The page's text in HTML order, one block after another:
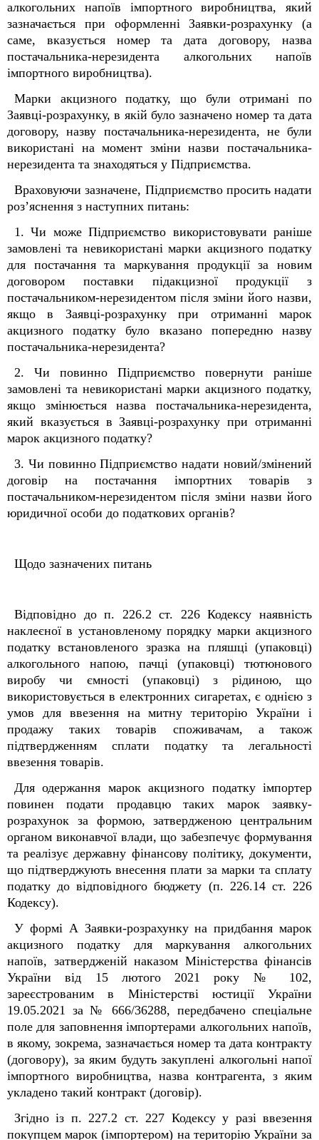
алкогольних напоїв імпортного виробництва, який
зазначається при оформленні Заявки-розрахунку (а
саме, вказується номер та дата договору, назва
постачальника-нерезидента алкогольних напоїв
імпортного виробництва).
Марки акцизного податку, що були отримані по
Заявці-розрахунку, в якій було зазначено номер та дата
договору, назву постачальника-нерезидента, не були
використані на момент зміни назви постачальника-
нерезидента та знаходяться у Підприємства.
Враховуючи зазначене, Підприємство просить надати
роз’яснення з наступних питань:
1. Чи може Підприємство використовувати раніше
замовлені та невикористані марки акцизного податку
для постачання та маркування продукції за новим
договором поставки підакцизної продукції з
постачальником-нерезидентом після зміни його назви,
якщо в Заявці-розрахунку при отриманні марок
акцизного податку було вказано попередню назву
постачальника-нерезидента?
2. Чи повинно Підприємство повернути раніше
замовлені та невикористані марки акцизного податку,
якщо змінюється назва постачальника-нерезидента,
який вказується в Заявці-розрахунку при отриманні
марок акцизного податку?
3. Чи повинно Підприємство надати новий/змінений
договір на постачання імпортних товарів з
постачальником-нерезидентом після зміни назви його
юридичної особи до податкових органів?
Щодо зазначених питань
Відповідно до п. 226.2 ст. 226 Кодексу наявність
наклеєної в установленому порядку марки акцизного
податку встановленого зразка на пляшці (упаковці)
алкогольного напою, пачці (упаковці) тютюнового
виробу чи ємності (упаковці) з рідиною, що
використовується в електронних сигаретах, є однією з
умов для ввезення на митну територію України і
продажу таких товарів споживачам, а також
підтвердженням сплати податку та легальності
ввезення товарів.
Для одержання марок акцизного податку імпортер
повинен подати продавцю таких марок заявку-
розрахунок за формою, затвердженою центральним
органом виконавчої влади, що забезпечує формування
та реалізує державну фінансову політику, документи,
що підтверджують внесення плати за марки та сплату
податку до відповідного бюджету (п. 226.14 ст. 226
Кодексу).
У формі А Заявки-розрахунку на придбання марок
акцизного податку для маркування алкогольних
напоїв, затвердженій наказом Міністерства фінансів
України від 15 лютого 2021 року № 102,
зареєстрованим в Міністерстві юстиції України
19.05.2021 за № 666/36288, передбачено спеціальне
поле для заповнення імпортерами алкогольних напоїв,
в якому, зокрема, зазначається номер та дата контракту
(договору), за яким будуть закуплені алкогольні напої
імпортного виробництва, назва контрагента, з яким
укладено такий контракт (договір).
Згідно із п. 227.2 ст. 227 Кодексу у разі ввезення
покупцем марок (імпортером) на територію України за